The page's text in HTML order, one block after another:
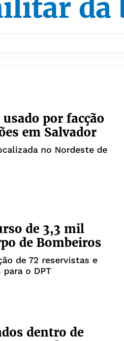
da
por facção
em Salvador
no Nordeste de
de 3,3 mil
de Bombeiros
de 72 reservistas e
o DPT
dentro de